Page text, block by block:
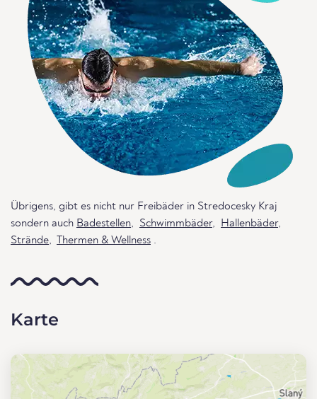
Übrigens, gibt es nicht nur Freibäder in Stredocesky Kraj
sondern auch Badestellen, Schwimmbäder, Hallenbäder,
Strände, Thermen & Wellness .
Karte